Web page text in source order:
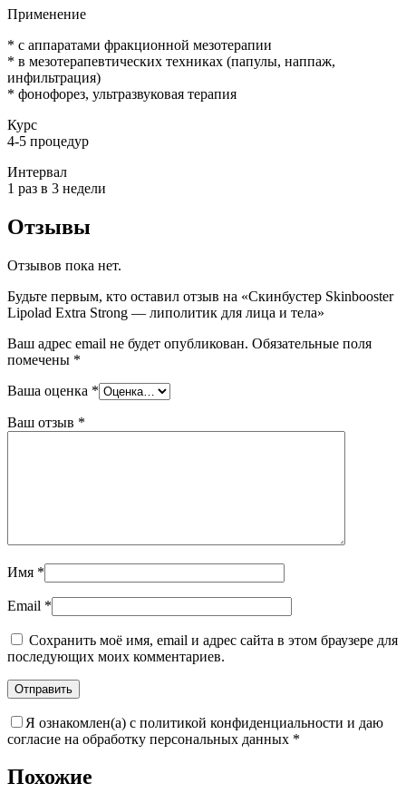
Применение
* с аппаратами фракционной мезотерапии
* в мезотерапевтических техниках (папулы, наппаж,
инфильтрация)
* фонофорез, ультразвуковая терапия
Курс
4-5 процедур
Интервал
1 раз в 3 недели
Отзывы
Отзывов пока нет.
Будьте первым, кто оставил отзыв на «Скинбустер Skinbooster
Lipolad Extra Strong — липолитик для лица и тела»
Ваш адрес email не будет опубликован. Обязательные поля
помечены *
Ваша оценка *
Ваш отзыв *
Имя *
Email *
Сохранить моё имя, email и адрес сайта в этом браузере для
последующих моих комментариев.
Я ознакомлен(а) с политикой конфиденциальности и даю
согласие на обработку персональных данных *
Похожие